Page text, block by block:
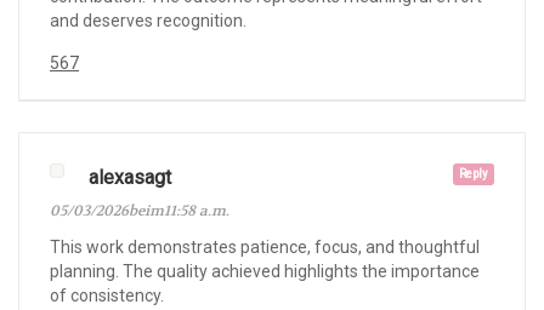
and deserves recognition.
567
Reply
alexasagt
05/03/2026beim11:58 a.m.
This work demonstrates patience, focus, and thoughtful
planning. The quality achieved highlights the importance
of consistency.